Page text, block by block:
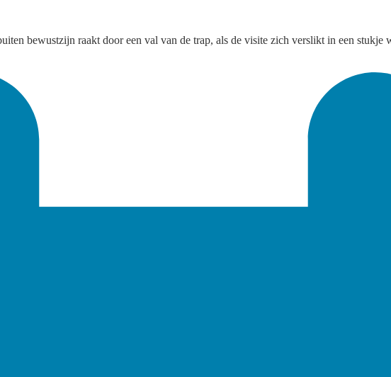
bewustzijn raakt door een val van de trap, als de visite zich verslikt in een